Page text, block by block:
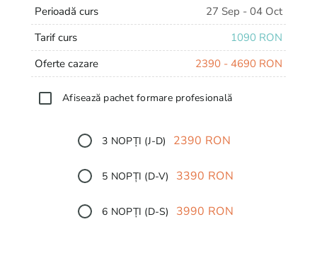
Perioadă curs
27 Sep - 04 Oct
Tarif curs
1090 RON
Oferte cazare
2390 - 4690 RON
Afisează pachet formare profesională
3 NOPȚI (J-D) 2390 RON
5 NOPȚI (D-V) 3390 RON
6 NOPȚI (D-S) 3990 RON